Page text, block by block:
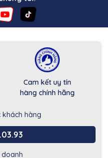
Cam kết uy tín
hàng chính hãng
khách hàng
doanh